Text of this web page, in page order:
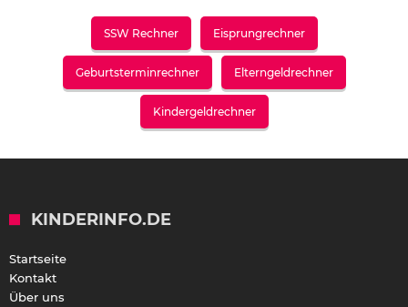
SSW Rechner Eisprungrechner
Geburtsterminrechner Elterngeldrechner
Kindergeldrechner
KINDERINFO.DE
Startseite
Kontakt
Über uns